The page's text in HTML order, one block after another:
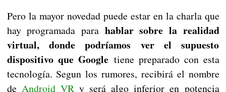
Pero la mayor novedad puede estar en la charla que
hay programada para hablar sobre la realidad
virtual, donde podríamos ver el supuesto
dispositivo que Googletiene preparado con esta
tecnología. Segun los rumores, recibirá el nombre
de Android VRy será algo inferior en potencia